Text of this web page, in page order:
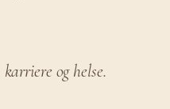
og helse.